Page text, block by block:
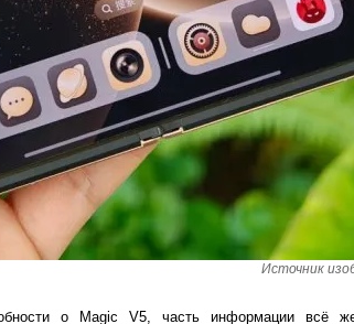
Источник
о Magic V5, часть информации всё